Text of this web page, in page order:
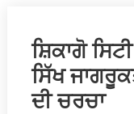
ਸ਼ਿਕਾਗੋ
ਸਿੱਖ
ਦੀ ਚਰਚਾ